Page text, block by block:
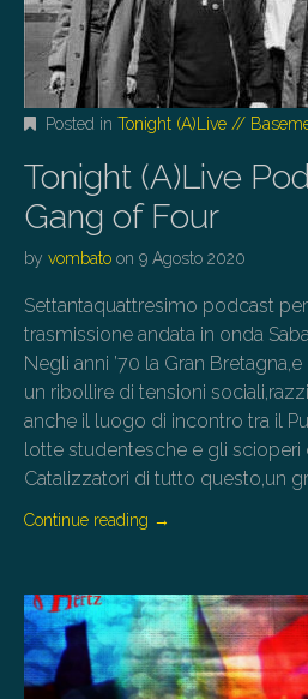
Posted in Tonight (A)Live //
Tonight (A)Live
Gang of Four
by vombato on 9 Agosto 2020
Settantaquattresimo podcast
trasmissione andata in onda
Negli anni ’70 la Gran
un ribollire di tensioni
anche il luogo di incontro tra il
lotte studentesche e gli scioperi
Catalizzatori di tutto questo,un
Continue reading →